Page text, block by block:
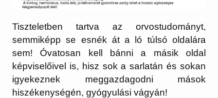
Tiszteletben tartva az orvostudományt,
semmiképp se esnék át a ló túlsó oldalára
sem! Óvatosan kell bánni a másik oldal
képviselőivel is, hisz sok a sarlatán és sokan
igyekeznek meggazdagodni mások
hiszékenységén, gyógyulási vágyán!